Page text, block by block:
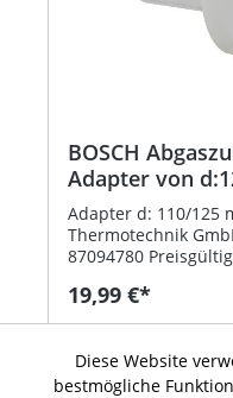
BOSCH
Adapter von
zentrisch
Adapter d: 110/125 mm Hersteller:
Thermotechnik GmbH Typ: AZB
87094780
19,99 €*
In
Diese Website
bestmögliche